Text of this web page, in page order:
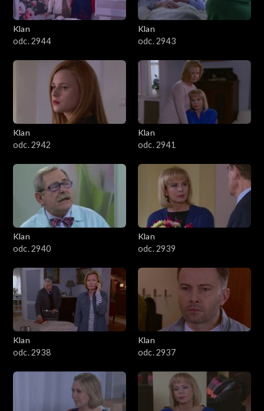
Klan
odc. 2944
Klan
odc. 2943
Klan
odc. 2942
Klan
odc. 2941
Klan
odc. 2940
Klan
odc. 2939
Klan
odc. 2938
Klan
odc. 2937